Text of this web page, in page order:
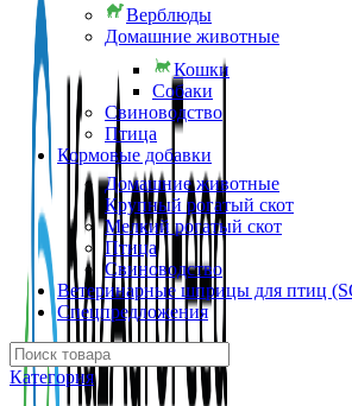
Верблюды
Домашние животные
Кошки
Собаки
Свиноводство
Птица
Кормовые добавки
Домашние животные
Крупный рогатый скот
Мелкий рогатый скот
Птица
Свиноводство
Ветеринарные шприцы для птиц
Спецпредложения
Категория